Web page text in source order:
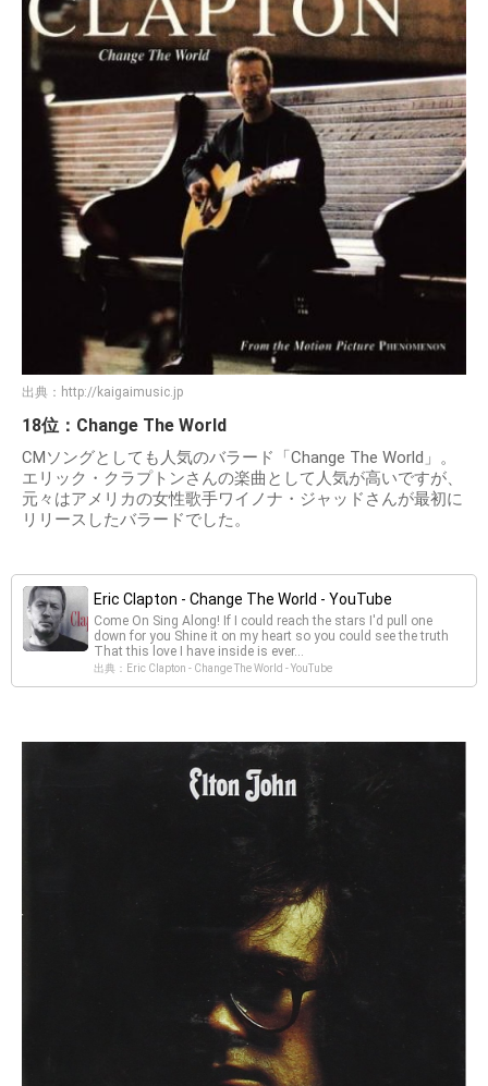
出典： http://kaigaimusic.jp
18位：Change The World
CMソングとしても人気のバラード「Change The World」。
エリック・クラプトンさんの楽曲として人気が高いですが、
元々はアメリカの女性歌手ワイノナ・ジャッドさんが最初に
リリースしたバラードでした。
Eric Clapton - Change The World - YouTube
Come On Sing Along! If I could reach the stars I'd pull one
down for you Shine it on my heart so you could see the truth
That this love I have inside is ever...
出典：Eric Clapton - Change The World - YouTube